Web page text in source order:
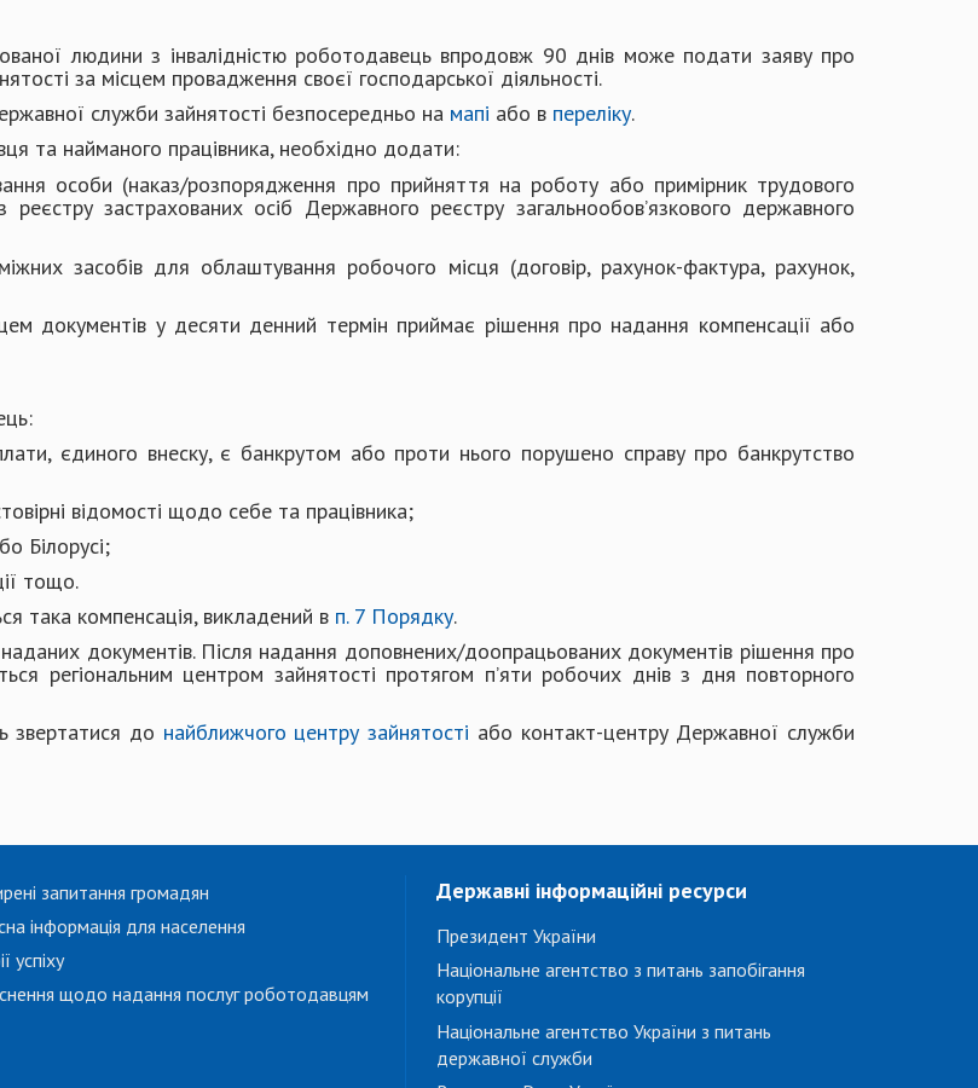
людини з інвалідністю роботодавець впродовж 90 днів може подати заяву про
за місцем провадження своєї господарської діяльності.
служби зайнятості безпосередньо на мапі або в переліку.
та найманого працівника, необхідно додати:​
особи (наказ/розпорядження про прийняття на роботу або примірник трудового
застрахованих осіб Державного реєстру загальнообов’язкового державного
засобів для облаштування робочого місця (договір, рахунок-фактура, рахунок,
документів у десяти денний термін приймає рішення про надання компенсації або
єдиного внеску, є банкрутом або проти нього порушено справу про банкрутство
відомості щодо себе та працівника;
Білорусі;
тощо.
така компенсація, викладений в п. 7 Порядку.
документів. Після надання доповнених/доопрацьованих документів рішення про
регіональним центром зайнятості протягом п’яти робочих днів з дня повторного
звертатися до найближчого центру зайнятості або контакт-центру Державної служби
запитання громадян
інформація для населення
успіху
щодо надання послуг роботодавцям
Державні інформаційні ресурси
Президент України
Національне агентство з питань запобігання
корупції
Національне агентство України з питань
державної служби